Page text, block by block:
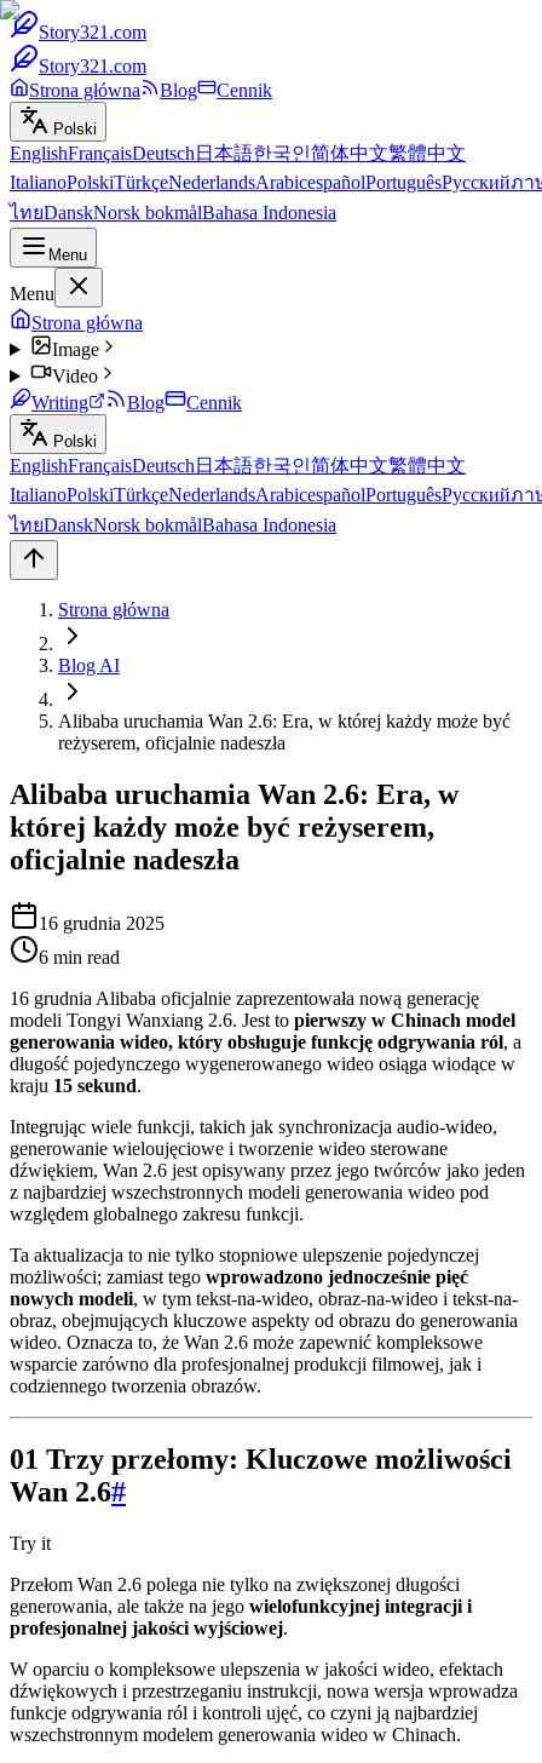
Story321.com
Story321.com
Strona główna
Blog Cennik
Polski
EnglishFrançaisDeutsch 日本語한국인简体中文繁體中文
ItalianoPolskiTürkçeNederlandsArabicespañolPortuguêsРусскийภา
ไทยDanskNorsk bokmålBahasa Indonesia
Menu
Menu
Strona główna
Image
Video
Writing
Blog Cennik
Polski
EnglishFrançaisDeutsch 日本語한국인简体中文繁體中文
ItalianoPolskiTürkçeNederlandsArabicespañolPortuguêsРусскийภา
ไทยDanskNorsk bokmålBahasa Indonesia
Strona główna
Blog AI
Alibaba uruchamia Wan 2.6: Era, w której każdy może być
reżyserem, oficjalnie nadeszła
Alibaba uruchamia Wan 2.6: Era, w
której każdy może być reżyserem,
oficjalnie nadeszła
16 grudnia 2025
6 min read
16 grudnia Alibaba oficjalnie zaprezentowała nową generację
modeli Tongyi Wanxiang 2.6. Jest to pierwszy w Chinach model
generowania wideo, który obsługuje funkcję odgrywania ról, a
długość pojedynczego wygenerowanego wideo osiąga wiodące w
kraju 15 sekund.
Integrując wiele funkcji, takich jak synchronizacja audio-wideo,
generowanie wieloujęciowe i tworzenie wideo sterowane
dźwiękiem, Wan 2.6 jest opisywany przez jego twórców jako jeden
z najbardziej wszechstronnych modeli generowania wideo pod
względem globalnego zakresu funkcji.
Ta aktualizacja to nie tylko stopniowe ulepszenie pojedynczej
możliwości; zamiast tego wprowadzono jednocześnie pięć
nowych modeli, w tym tekst-na-wideo, obraz-na-wideo i tekst-na-
obraz, obejmujących kluczowe aspekty od obrazu do generowania
wideo. Oznacza to, że Wan 2.6 może zapewnić kompleksowe
wsparcie zarówno dla profesjonalnej produkcji filmowej, jak i
codziennego tworzenia obrazów.
01 Trzy przełomy: Kluczowe możliwości
Wan 2.6#
Try it
Przełom Wan 2.6 polega nie tylko na zwiększonej długości
generowania, ale także na jego wielofunkcyjnej integracji i
profesjonalnej jakości wyjściowej.
W oparciu o kompleksowe ulepszenia w jakości wideo, efektach
dźwiękowych i przestrzeganiu instrukcji, nowa wersja wprowadza
funkcje odgrywania ról i kontroli ujęć, co czyni ją najbardziej
wszechstronnym modelem generowania wideo w Chinach.